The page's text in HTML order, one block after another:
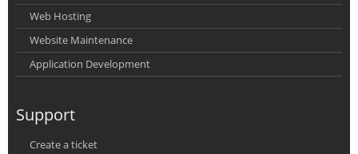
Web Hosting
Website Maintenance
Application Development
Support
Create a ticket